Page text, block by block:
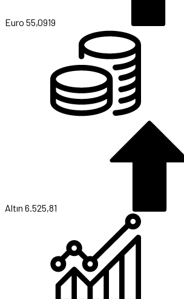
Euro 55,0919
Altın 6.525,81